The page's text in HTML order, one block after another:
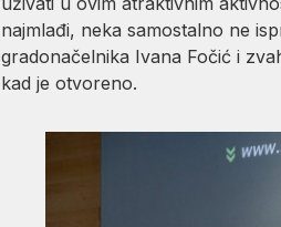
najmlađi, neka samostalno ne
gradonačelnika Ivana Fočić i
kad je otvoreno.